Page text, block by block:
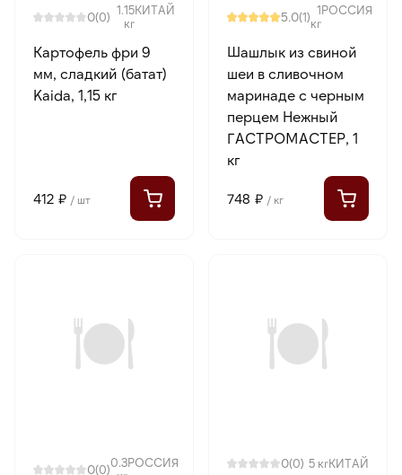
0(0) 1.15
кг
КИТАЙ
Картофель фри 9
мм, сладкий (батат)
Kaida, 1,15 кг
412 ₽ / шт
5.0(1) 1
кг
РОССИЯ
Шашлык из свиной
шеи в сливочном
маринаде с черным
перцем Нежный
ГАСТРОМАСТЕР, 1
кг
748 ₽ / кг
0(0)0.3РОССИЯ 0(0) 5 кгКИТАЙ